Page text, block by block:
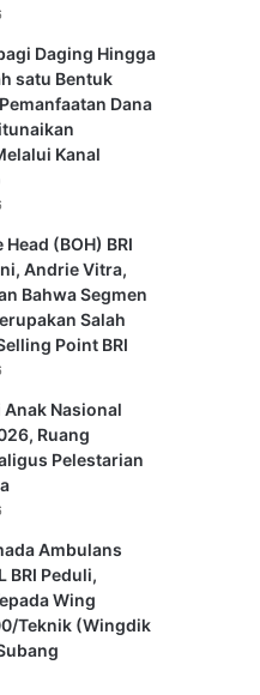
Daging Hingga
satu Bentuk
Dana
Kanal
(BOH) BRI
Andrie Vitra,
Bahwa Segmen
Salah
Point BRI
Anak Nasional
Ruang
Pelestarian
Ambulans
BRI Peduli,
Wing
Teknik (Wingdik